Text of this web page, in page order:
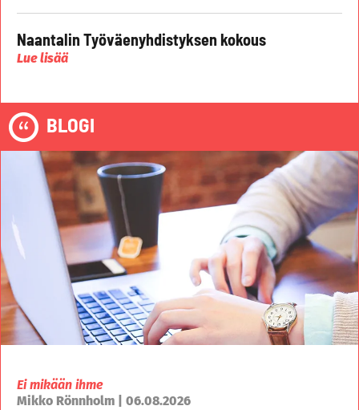
Naantalin Työväenyhdistyksen kokous
Lue lisää
BLOGI
Ei mikään ihme
Mikko Rönnholm | 06.08.2026